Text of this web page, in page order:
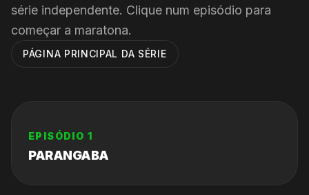
série independente. Clique num episódio para
começar a maratona.
PÁGINA PRINCIPAL DA SÉRIE
EPISÓDIO 1
PARANGABA